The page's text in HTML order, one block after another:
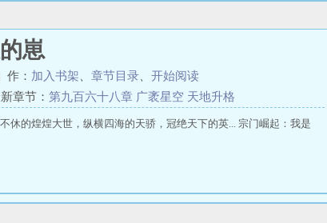
崽
作： 加入书架 章节目录
开始阅读
章节： 第九百六十八章 广袤星空 天地升格
休的煌煌大世，纵横四海的天骄，冠绝天下的英... 宗门崛起：我是